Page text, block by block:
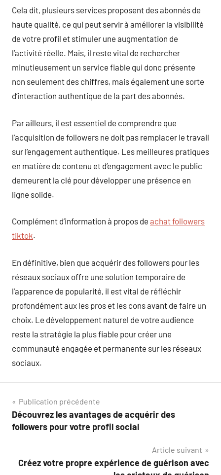
Cela dit, plusieurs services proposent des abonnés de
haute qualité, ce qui peut servir à améliorer la visibilité
de votre profil et stimuler une augmentation de
l’activité réelle. Mais, il reste vital de rechercher
minutieusement un service fiable qui donc présente
non seulement des chiffres, mais également une sorte
d’interaction authentique de la part des abonnés.
Par ailleurs, il est essentiel de comprendre que
l’acquisition de followers ne doit pas remplacer le travail
sur l’engagement authentique. Les meilleures pratiques
en matière de contenu et d’engagement avec le public
demeurent la clé pour développer une présence en
ligne solide.
Complément d’information à propos de achat followers
tiktok.
En définitive, bien que acquérir des followers pour les
réseaux sociaux offre une solution temporaire de
l’apparence de popularité, il est vital de réfléchir
profondément aux les pros et les cons avant de faire un
choix. Le développement naturel de votre audience
reste la stratégie la plus fiable pour créer une
communauté engagée et permanente sur les réseaux
sociaux.
Navigation
de
Publication précédente
Découvrez les avantages de acquérir des
followers pour votre profil social
Article suivant
Créez votre propre expérience de guérison avec